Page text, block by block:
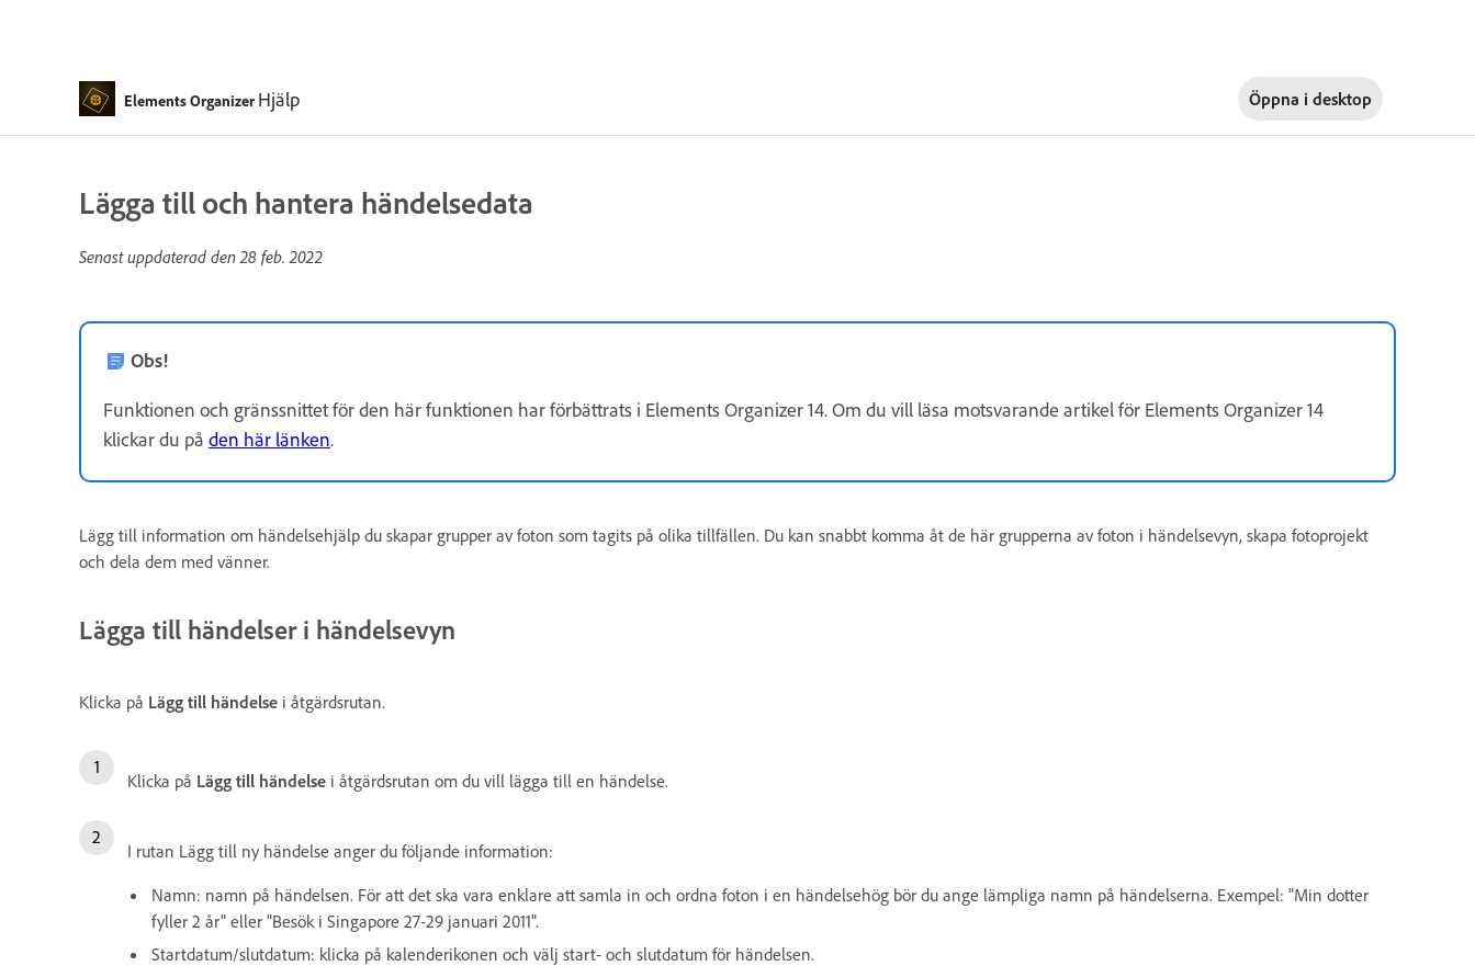
Elements Organizer Hjälp Öppna i desktop
Lägga till och hantera händelsedata
Senast uppdaterad den28 feb. 2022
Obs!
Funktionen och gränssnittet för den här funktionen har förbättrats i Elements Organizer 14. Om du vill läsa motsvarande artikel för Elements Organizer 14
klickar du på den här länken.
Lägg till information om händelsehjälp du skapar grupper av foton som tagits på olika tillfällen. Du kan snabbt komma åt de här grupperna av foton i händelsevyn, skapa fotoprojekt
och dela dem med vänner.
Lägga till händelser i händelsevyn
Klicka på Lägg till händelse i åtgärdsrutan.
Klicka på Lägg till händelse i åtgärdsrutan om du vill lägga till en händelse.
I rutan Lägg till ny händelse anger du följande information:
Namn: namn på händelsen. För att det ska vara enklare att samla in och ordna foton i en händelsehög bör du ange lämpliga namn på händelserna. Exempel: "Min dotter
fyller 2 år" eller "Besök i Singapore 27-29 januari 2011".
Startdatum/slutdatum: klicka på kalenderikonen och välj start- och slutdatum för händelsen.